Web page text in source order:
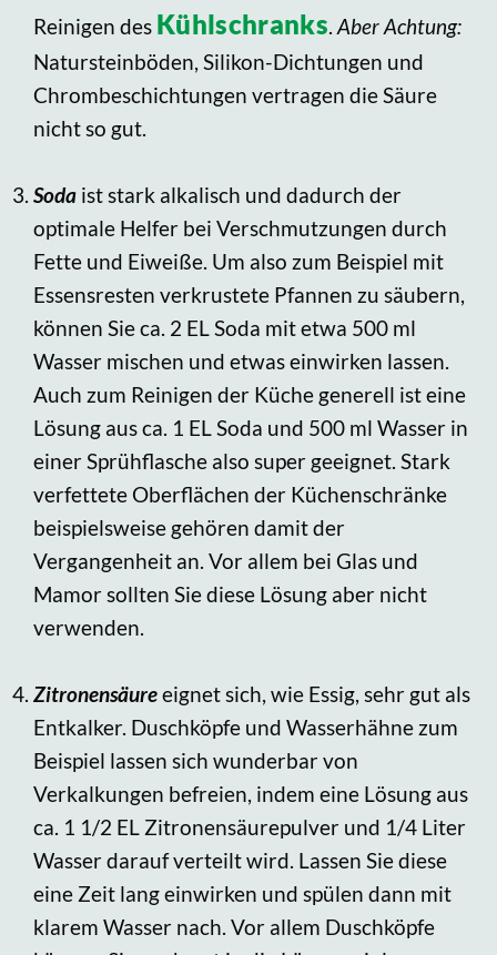
Reinigen des Kühlschranks.Aber Achtung:
Natursteinböden, Silikon-Dichtungen und
Chrombeschichtungen vertragen die Säure
nicht so gut.
Soda ist stark alkalisch und dadurch der
optimale Helfer bei Verschmutzungen durch
Fette und Eiweiße. Um also zum Beispiel mit
Essensresten verkrustete Pfannen zu säubern,
können Sie ca. 2 EL Soda mit etwa 500 ml
Wasser mischen und etwas einwirken lassen.
Auch zum Reinigen der Küche generell ist eine
Lösung aus ca. 1 EL Soda und 500 ml Wasser in
einer Sprühflasche also super geeignet. Stark
verfettete Oberflächen der Küchenschränke
beispielsweise gehören damit der
Vergangenheit an. Vor allem bei Glas und
Mamor sollten Sie diese Lösung aber nicht
verwenden.
Zitronensäureeignet sich, wie Essig, sehr gut als
Entkalker. Duschköpfe und Wasserhähne zum
Beispiel lassen sich wunderbar von
Verkalkungen befreien, indem eine Lösung aus
ca. 1 1/2 EL Zitronensäurepulver und 1/4 Liter
Wasser darauf verteilt wird. Lassen Sie diese
eine Zeit lang einwirken und spülen dann mit
klarem Wasser nach. Vor allem Duschköpfe